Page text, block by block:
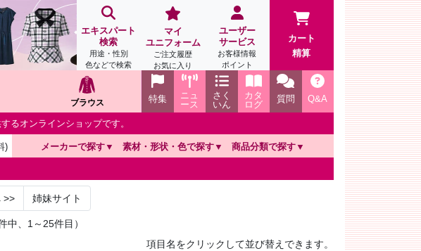
エキスパート
検索
用途・性別
色などで検索
マイ
ユニフォーム
ご注文履歴
お気に入り
ユーザー
サービス
お客様情報
ポイント
カート
精算
ブラウス Q&A
質問
カタ
ログ
さく
いん
ニュ
ース
特集
るオンラインショップです。
) メーカーで探す 素材・形状・色で探す 商品分類で探す
>> 姉妹サイト
中、1～25件目）
項目名をクリックして並び替えできます。